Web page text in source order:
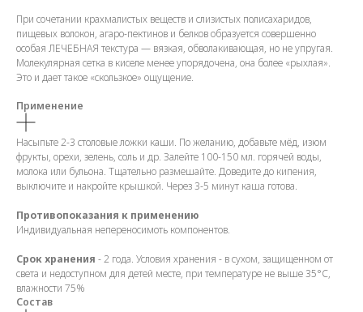
При сочетании крахмалистых веществ и слизистых полисахаридов,
пищевых волокон, агаро-пектинов и белков образуется совершенно
особая ЛЕЧЕБНАЯ текстура — вязкая, обволакивающая, но не упругая.
Молекулярная сетка в киселе менее упорядочена, она более «рыхлая».
Это и дает такое «скользкое» ощущение.
Применение
Насыпьте 2-3 столовые ложки каши. По желанию, добавьте мёд, изюм
фрукты, орехи, зелень, соль и др. Залейте 100-150 мл. горячей воды,
молока или бульона. Тщательно размешайте. Доведите до кипения,
выключите и накройте крышкой. Через 3-5 минут каша готова.
Противопоказания к применению
Индивидуальная непереносимоть компонентов.
Срок хранения - 2 года. Условия хранения - в сухом, защищенном от
света и недоступном для детей месте, при температуре не выше 35°С,
влажности 75%
Состав